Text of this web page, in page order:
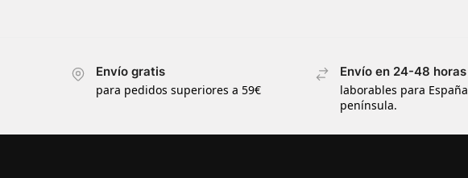
Envío gratis
para pedidos superiores a 59€
Envío en 24-48 horas
laborables para España
península.